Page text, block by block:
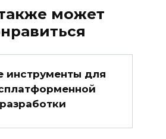
может
инструменты для
разработки